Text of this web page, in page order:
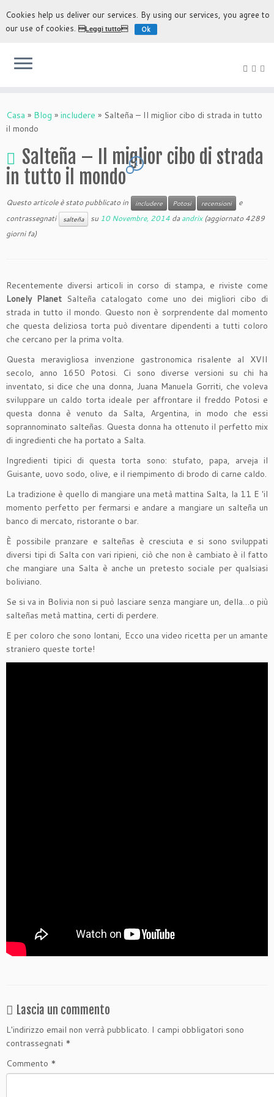
L'esperienza più autentica di scoprire Bolivia
Casa » Blog » includere » Salteña – Il miglior cibo di strada in tutto
il mondo
Salteña – Il miglior cibo di strada
in tutto il mondo
1
Questo articole è stato pubblicato in includere Potosi recensioni
e
contrassegnati
salteña su10 Novembre, 2014 daandrix(aggiornato 4289
giorni fa)
Recentemente diversi articoli in corso di stampa, e riviste come
Lonely Planet Salteña catalogato come uno dei migliori cibo di
strada in tutto il mondo. Questo non è sorprendente dal momento
che questa deliziosa torta può diventare dipendenti a tutti coloro
che cercano per la prima volta.
Questa meravigliosa invenzione gastronomica risalente al XVII
secolo, anno 1650 Potosi. Ci sono diverse versioni su chi ha
inventato, si dice che una donna, Juana Manuela Gorriti, che voleva
sviluppare un caldo torta ideale per affrontare il freddo Potosi e
questa donna è venuto da Salta, Argentina, in modo che essi
soprannominato salteñas. Questa donna ha ottenuto il perfetto mix
di ingredienti che ha portato a Salta.
Ingredienti tipici di questa torta sono: stufato, papa, arveja il
Guisante, uovo sodo, olive, e il riempimento di brodo di carne caldo.
La tradizione è quello di mangiare una metà mattina Salta, la 11 E 'il
momento perfetto per fermarsi e andare a mangiare un salteña un
banco di mercato, ristorante o bar.
È possibile pranzare e salteñas è cresciuta e si sono sviluppati
diversi tipi di Salta con vari ripieni, ciò che non è cambiato è il fatto
che mangiare una Salta è anche un pretesto sociale per qualsiasi
boliviano.
Se si va in Bolivia non si può lasciare senza mangiare un, della…o più
salteñas metà mattina, certi di perdere.
E per coloro che sono lontani, Ecco una video ricetta per un amante
straniero queste torte!
Lascia un commento
L'indirizzo email non verrà pubblicato. I campi obbligatori sono
contrassegnati *
Commento *
Cookies help us deliver our services. By using our services, you agree to
our use of cookies.Leggi tutto Ok